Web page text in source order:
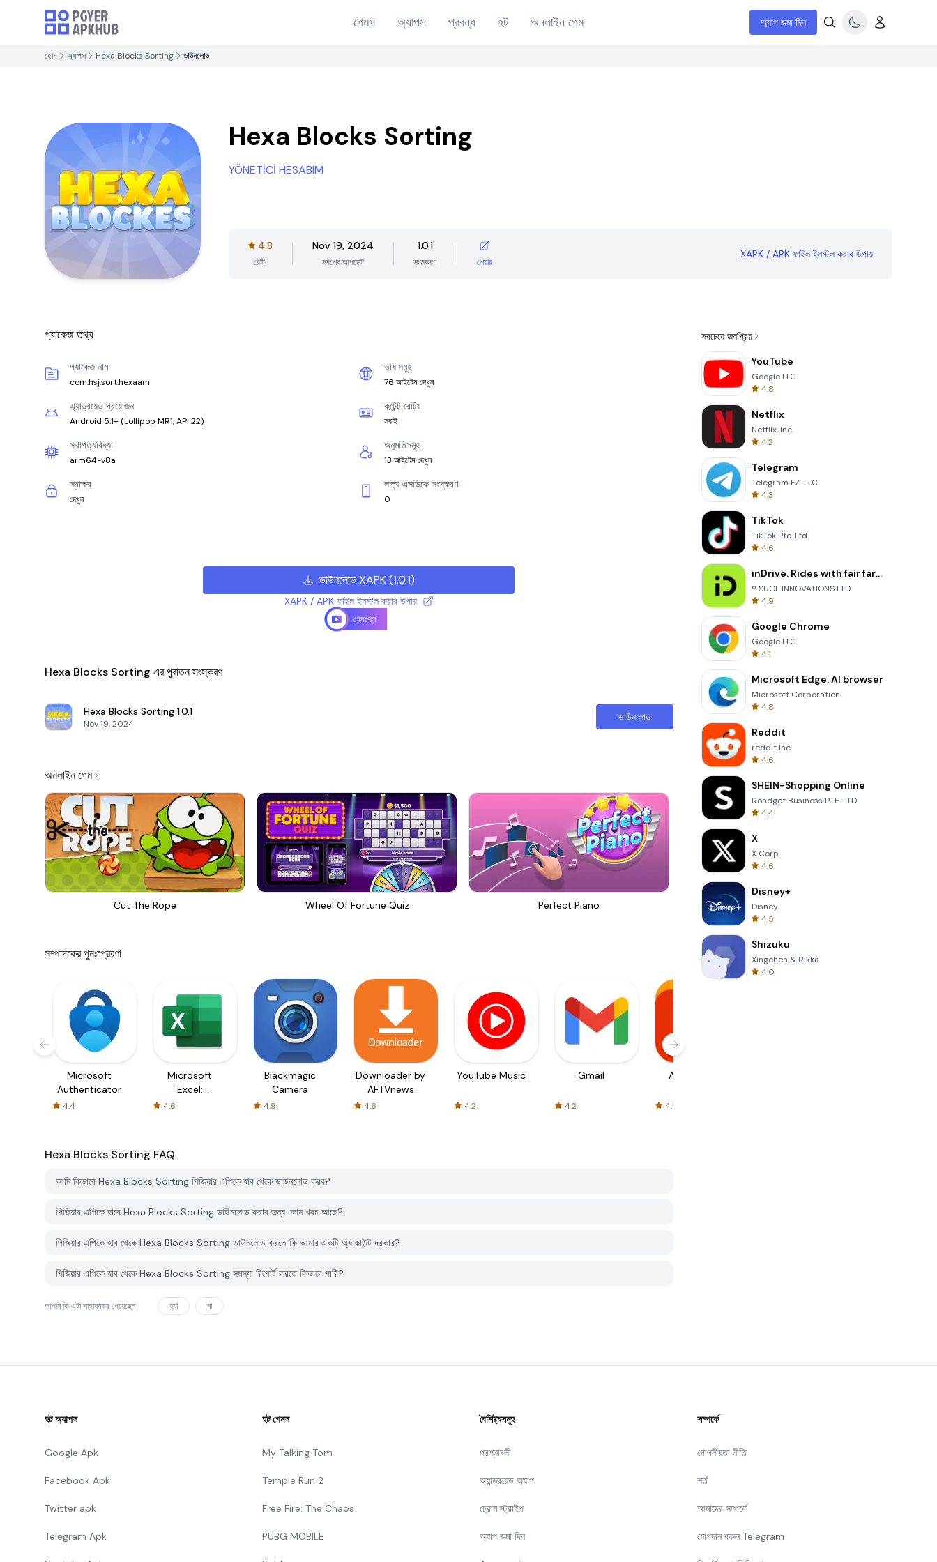
গেমস অ্যাপস প্রবন্ধ হট অনলাইন গেম অ্যাপ জমা দিন
হোম অ্যাপস Hexa Blocks Sorting ডাউনলোড
Hexa Blocks Sorting
YÖNETİCİ HESABIM
4.8
রেটিং
Nov 19, 2024
সর্বশেষ আপডেট
1.0.1
সংস্করণ শেয়ার
XAPK / APK ফাইল ইনস্টল করার উপায়
প্যাকেজ তথ্য
প্যাকেজ নাম
com.hsj.sort.hexaam
ভাষাসমূহ
76 আইটেম দেখুন
এ্যান্ড্রয়েড প্রয়োজন
Android 5.1+ (Lollipop MR1, API 22)
কন্টেন্ট রেটিং
সবাই
স্থাপত্যবিদ্যা
arm64-v8a
অনুমতিসমূহ
13 আইটেম দেখুন
স্বাক্ষর
দেখুন
লক্ষ্য এসডিকে সংস্করণ
0
ডাউনলোড XAPK(1.0.1)
XAPK / APK ফাইল ইনস্টল করার উপায়
গেমপ্লে
Hexa Blocks Sorting এর পুরাতন সংস্করণ
Hexa Blocks Sorting 1.0.1
Nov 19, 2024
ডাউনলোড
অনলাইন গেম
Cut The Rope Wheel Of Fortune Quiz Perfect Piano Cannon Balls 3D
সম্পাদকের পুনঃপ্রেরণা
Microsoft
Authenticator
4.4
Microsoft
Excel:
Spreadsheets
4.6
Blackmagic
Camera
4.9
Downloader by
AFTVnews
4.6
YouTube Music
4.2
Gmail
4.2
AliExpress
4.5
Hexa Blocks Sorting FAQ
আমি কিভাবে Hexa Blocks Sorting পিজিয়ার এপিকে হাব থেকে ডাউনলোড করব?
পিজিয়ার এপিকে হাবে Hexa Blocks Sorting ডাউনলোড করার জন্য কোন খরচ আছে?
পিজিয়ার এপিকে হাব থেকে Hexa Blocks Sorting ডাউনলোড করতে কি আমার একটি অ্যাকাউন্ট দরকার?
পিজিয়ার এপিকে হাব থেকে Hexa Blocks Sorting সমস্যা রিপোর্ট করতে কিভাবে পারি?
আপনি কি এটা সাহায্যকর পেয়েছেন হ্যাঁ না
সবচেয়ে জনপ্রিয়
YouTube
Google LLC
4.8
Netflix
Netflix, Inc.
4.2
Telegram
Telegram FZ-LLC
4.3
TikTok
TikTok Pte. Ltd.
4.6
inDrive. Rides with fair fares
® SUOL INNOVATIONS LTD
4.9
Google Chrome
Google LLC
4.1
Microsoft Edge: AI browser
Microsoft Corporation
4.8
Reddit
reddit Inc.
4.6
SHEIN-Shopping Online
Roadget Business PTE. LTD.
4.4
X
X Corp.
4.6
Disney+
Disney
4.5
Shizuku
Xingchen & Rikka
4.0
হট অ্যাপস
Google Apk
Facebook Apk
Twitter apk
Telegram Apk
হট গেমস
My Talking Tom
Temple Run 2
Free Fire: The Chaos
PUBG MOBILE
বৈশিষ্ট্যসমূহ
প্রশ্নাবলী
অ্যান্ড্রয়েড অ্যাপ
চ্রোম স্ট্রাইপ
অ্যাপ জমা দিন
সম্পর্কে
গোপনীয়তা নীতি
শর্ত
আমাদের সম্পর্কে
যোগদান করুন Telegram